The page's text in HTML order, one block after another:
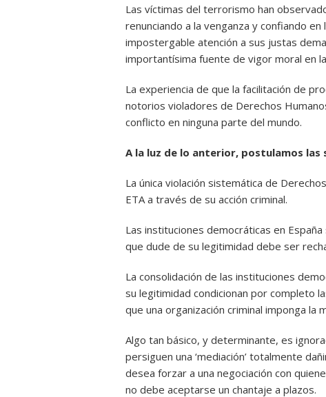
Las víctimas del terrorismo han
renunciando a la venganza y confiando
impostergable atención a sus justas
importantísima fuente de vigor moral en
La experiencia de que la facilitación de
notorios violadores de Derechos
conflicto en ninguna parte del mundo.
A la luz de lo anterior, postulamos las
La única violación sistemática de
ETA a través de su acción criminal.
Las instituciones democráticas en
que dude de su legitimidad debe ser
La consolidación de las instituciones
su legitimidad condicionan por completo
que una organización criminal imponga la
Algo tan básico, y determinante, es
persiguen una ‘mediación’ totalmente
desea forzar a una negociación con
no debe aceptarse un chantaje a plazos.